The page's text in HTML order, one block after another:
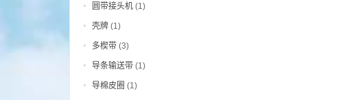
圆带接头机 (1)
壳牌 (1)
多楔带 (3)
导条输送带 (1)
导棉皮圈 (1)